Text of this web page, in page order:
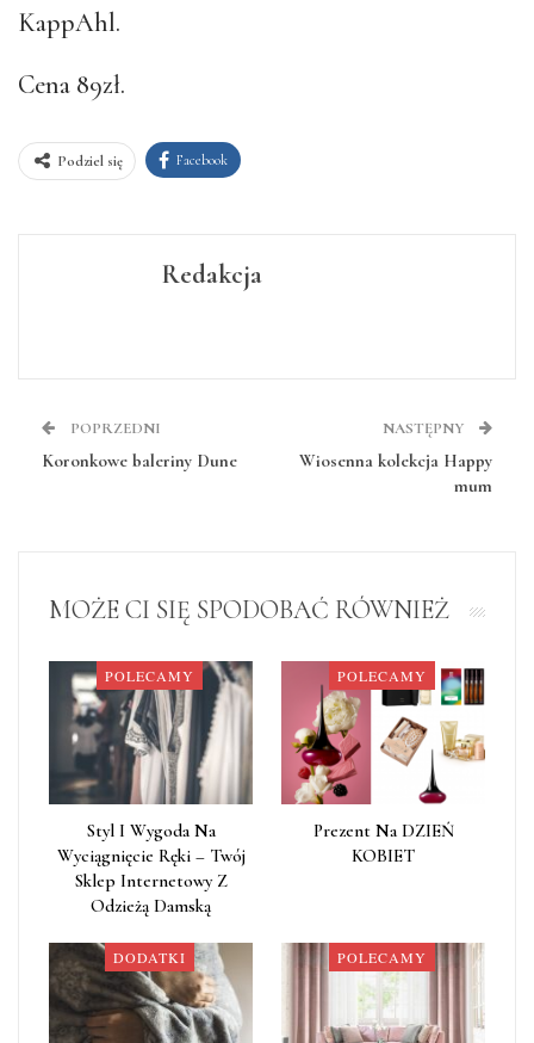
KappAhl.
Cena 89zł.
Podziel się Facebook
Redakcja
POPRZEDNI
Koronkowe baleriny Dune
NASTĘPNY
Wiosenna kolekcja Happy
mum
MOŻE CI SIĘ SPODOBAĆ RÓWNIEŻ
POLECAMY
Styl I Wygoda Na
Wyciągnięcie Ręki – Twój
Sklep Internetowy Z
Odzieżą Damską
POLECAMY
Prezent Na DZIEŃ
KOBIET
DODATKI POLECAMY